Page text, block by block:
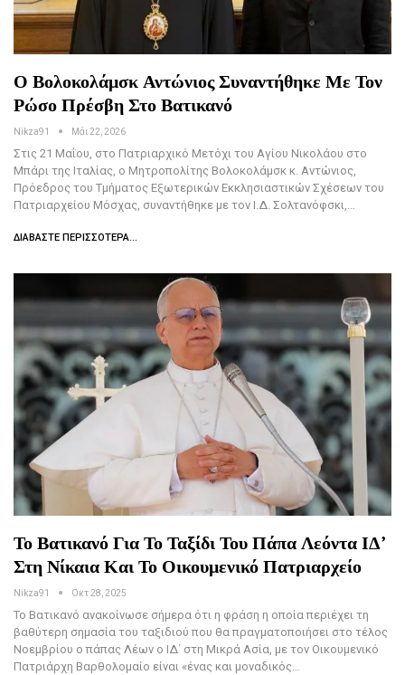
Ο Βολοκολάμσκ Αντώνιος Συναντήθηκε Με Τον
Ρώσο Πρέσβη Στο Βατικανό
Nikza91 Μάι 22, 2026
Στις 21 Μαΐου, στο Πατριαρχικό Μετόχι του Αγίου Νικολάου στο
Μπάρι της Ιταλίας, ο Μητροπολίτης Βολοκολάμσκ κ. Αντώνιος,
Πρόεδρος του Τμήματος Εξωτερικών Εκκλησιαστικών Σχέσεων του
Πατριαρχείου Μόσχας, συναντήθηκε με τον Ι.Δ. Σολτανόφσκι,…
ΔΙΑΒΆΣΤΕ ΠΕΡΙΣΣΌΤΕΡΑ...
Το Βατικανό Για Το Ταξίδι Του Πάπα Λεόντα ΙΔ’
Στη Νίκαια Και Το Οικουμενικό Πατριαρχείο
Nikza91 Οκτ 28, 2025
Το Βατικανό ανακοίνωσε σήμερα ότι η φράση η οποία περιέχει τη
βαθύτερη σημασία του ταξιδιού που θα πραγματοποιήσει στο τέλος
Νοεμβρίου ο πάπας Λέων ο ΙΔ΄ στη Μικρά Ασία, με τον Οικουμενικό
Πατριάρχη Βαρθολομαίο είναι «ένας και μοναδικός…